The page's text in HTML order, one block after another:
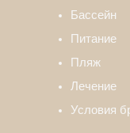
Бассейн
Питание
Пляж
Лечение
Условия